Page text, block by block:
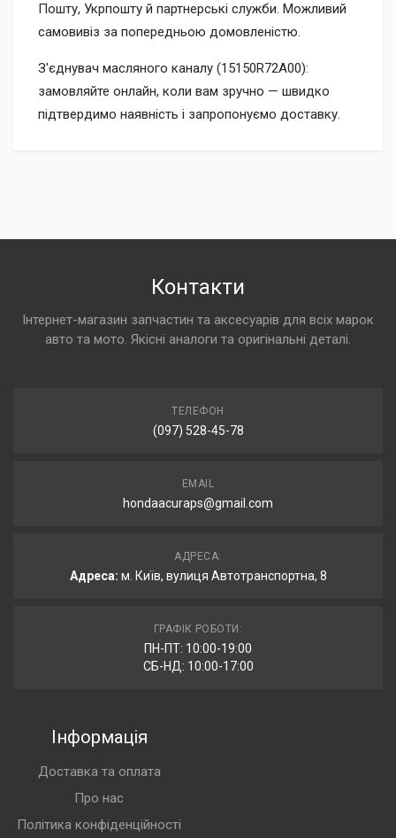
Пошту, Укрпошту й партнерські служби. Можливий
самовивіз за попередньою домовленістю.
З'єднувач масляного каналу (15150R72A00):
замовляйте онлайн, коли вам зручно — швидко
підтвердимо наявність і запропонуємо доставку.
Контакти
Інтернет-магазин запчастин та аксесуарів для всіх марок
авто та мото. Якісні аналоги та оригінальні деталі.
ТЕЛЕФОН
(097) 528-45-78
EMAIL
hondaacuraps@gmail.com
АДРЕСА:
Адреса: м. Київ, вулиця Автотранспортна, 8
ГРАФІК РОБОТИ:
ПН-ПТ: 10:00-19:00
СБ-НД: 10:00-17:00
Інформація
Доставка та оплата
Про нас
Політика конфіденційності